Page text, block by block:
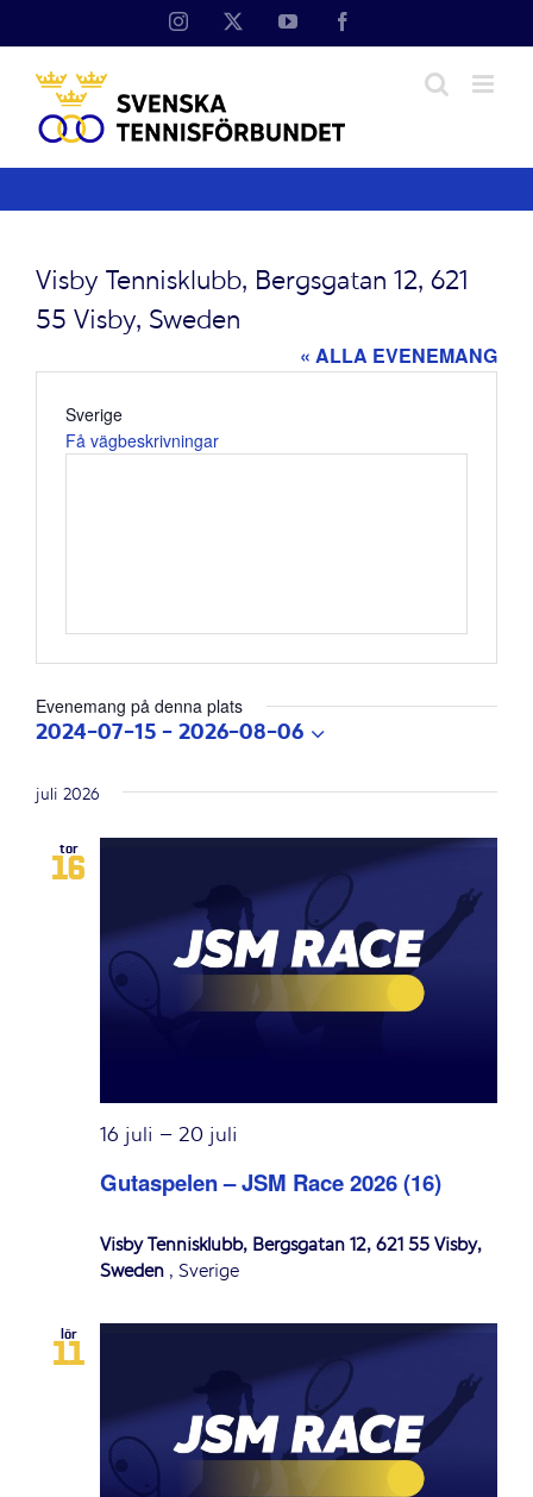
Instagram YouTube
Visby Tennisklubb, Bergsgatan 12, 621
55 Visby, Sweden
« ALLA EVENEMANG
Adress
Sverige
Få vägbeskrivningar
Evenemang på denna plats
2024-07-15 - 2026-08-06
datum.
juli 2026
tor
16
Gutaspelen – JSM Race 2026 (16)
16 juli – 20 juli
Visby Tennisklubb, Bergsgatan 12, 621 55 Visby,
Sweden , Sverige
lör
11